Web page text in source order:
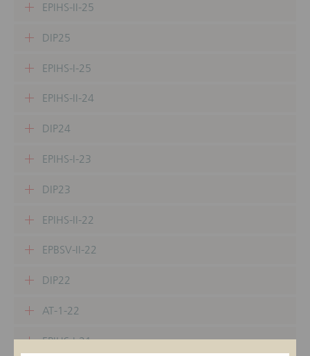
EPIHS-II-25
DIP25
EPIHS-I-25
EPIHS-II-24
DIP24
EPIHS-I-23
DIP23
EPIHS-II-22
EPBSV-II-22
DIP22
AT-1-22
EPIHS-I-21